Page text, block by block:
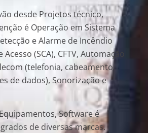
desde Projetos técnico,
é Operação em Sistema
e Alarme de Incêndio
(SCA), CFTV, Automação
(telefonia, cabeamento
de dados), Sonorização e
Software é
de diversas marcas.